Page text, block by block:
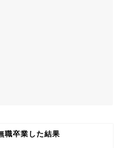
職卒業した結果